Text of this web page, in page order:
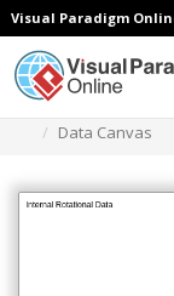
Visual Paradigm
Data Canvas